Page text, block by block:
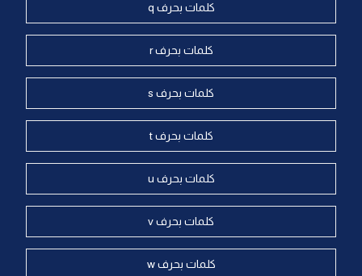
كلمات بحرف q
كلمات بحرف r
كلمات بحرف s
كلمات بحرف t
كلمات بحرف u
كلمات بحرف v
كلمات بحرف w